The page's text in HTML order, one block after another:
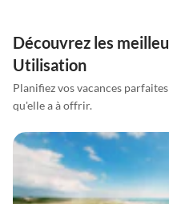
Découvrez les
Utilisation
Planifiez vos vacances
qu'elle a à offrir.